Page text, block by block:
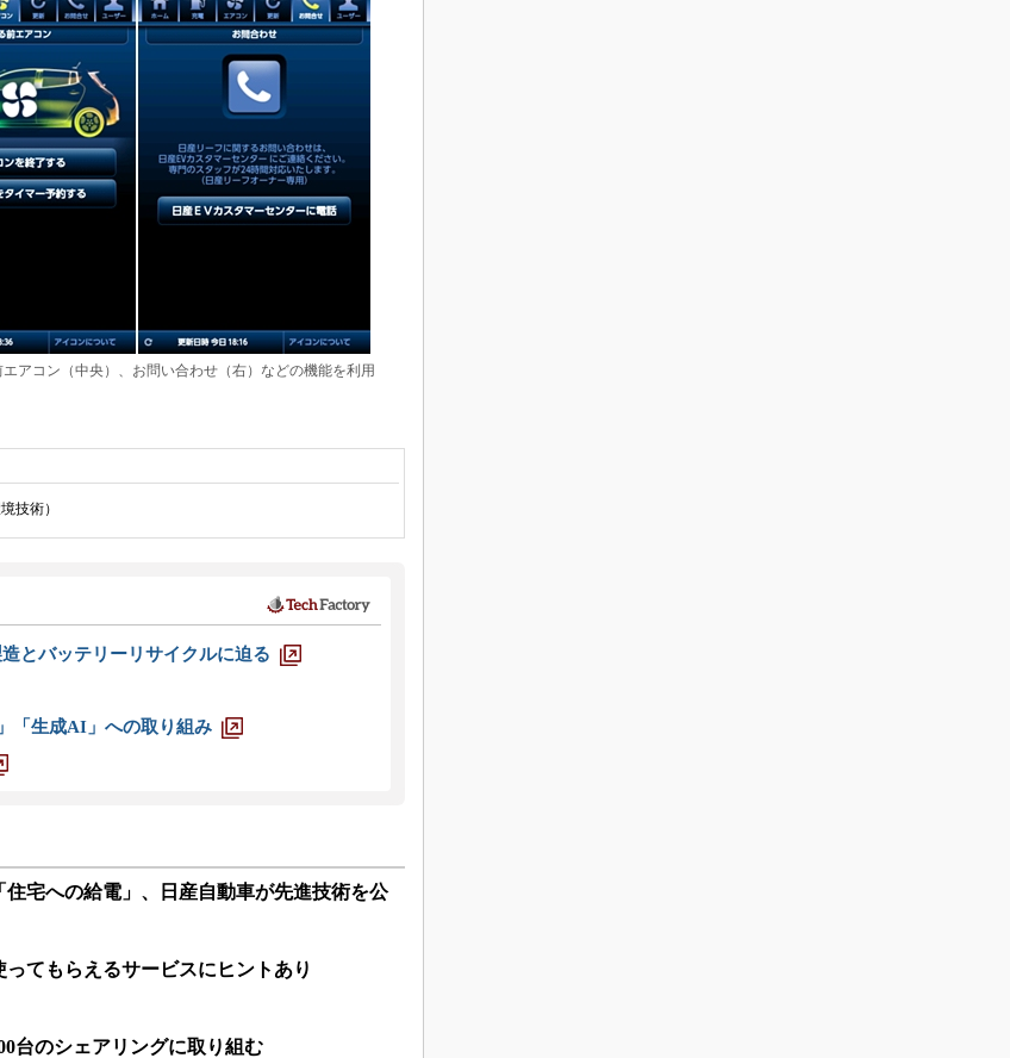
アコン（中央）、お問い合わせ（右）などの機能を利用
技術）
とバッテリーリサイクルに迫る
「生成AI」への取り組み
住宅への給電」、日産自動車が先進技術を公
ってもらえるサービスにヒントあり
台のシェアリングに取り組む